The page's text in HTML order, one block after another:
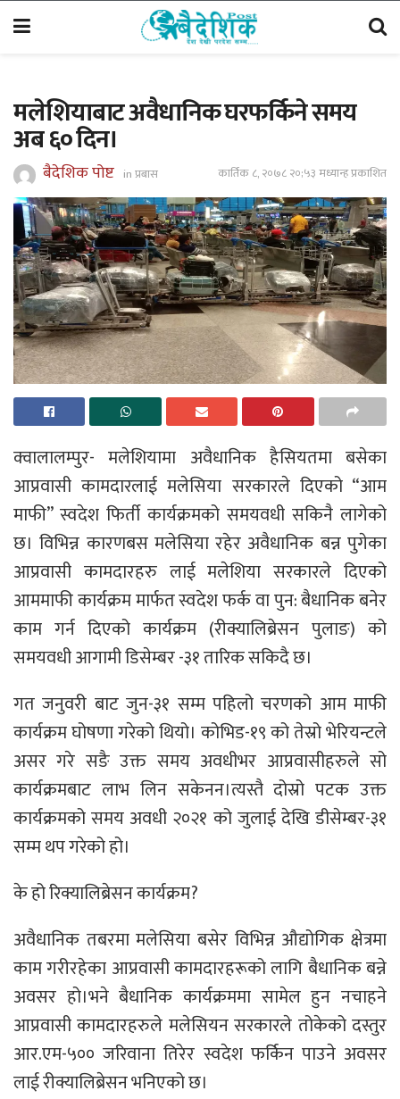
मलेशियाबाट अवैधानिक घरफर्किने समय
अब ६० दिन।
बैदेशिक पोष्ट inप्रबास कार्तिक ८, २०७८ २०;५३ मध्यान्ह प्रकाशित
क्वालालम्पुर- मलेशियामा अवैधानिक हैसियतमा बसेका
आप्रवासी कामदारलाई मलेसिया सरकारले दिएको “आम
माफी” स्वदेश फिर्ती कार्यक्रमको समयवधी सकिनै लागेको
छ। विभिन्न कारणबस मलेसिया रहेर अवैधानिक बन्न पुगेका
आप्रवासी कामदारहरु लाई मलेशिया सरकारले दिएको
आममाफी कार्यक्रम मार्फत स्वदेश फर्क वा पुन: बैधानिक बनेर
काम गर्न दिएको कार्यक्रम (रीक्यालिब्रेसन पुलाङ) को
समयवधी आगामी डिसेम्बर -३१ तारिक सकिदै छ।
गत जनुवरी बाट जुन-३१ सम्म पहिलो चरणको आम माफी
कार्यक्रम घोषणा गरेको थियो। कोभिड-१९ को तेस्रो भेरियन्टले
असर गरे सङै उक्त समय अवधीभर आप्रवासीहरुले सो
कार्यक्रमबाट लाभ लिन सकेनन।त्यस्तै दोस्रो पटक उक्त
कार्यक्रमको समय अवधी २०२१ को जुलाई देखि डीसेम्बर-३१
सम्म थप गरेको हो।
के हो रिक्यालिब्रेसन कार्यक्रम?
अवैधानिक तबरमा मलेसिया बसेर विभिन्न औद्योगिक क्षेत्रमा
काम गरीरहेका आप्रवासी कामदारहरूको लागि बैधानिक बन्ने
अवसर हो।भने बैधानिक कार्यक्रममा सामेल हुन नचाहने
आप्रवासी कामदारहरुले मलेसियन सरकारले तोकेको दस्तुर
आर.एम-५०० जरिवाना तिरेर स्वदेश फर्किन पाउने अवसर
लाई रीक्यालिब्रेसन भनिएको छ।